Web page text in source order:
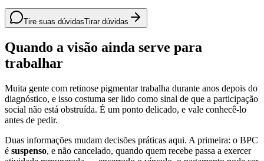
Tire suas dúvidasTirar dúvidas
Quando a visão ainda serve para
trabalhar
Muita gente com retinose pigmentar trabalha durante anos depois do
diagnóstico, e isso costuma ser lido como sinal de que a participação
social não está obstruída. É um ponto delicado, e vale conhecê-lo
antes de pedir.
Duas informações mudam decisões práticas aqui. A primeira: o BPC
é suspenso, e não cancelado, quando quem recebe passa a exercer